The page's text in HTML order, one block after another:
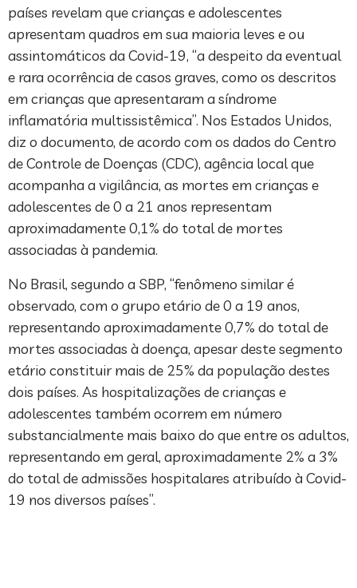
países revelam que crianças e adolescentes
apresentam quadros em sua maioria leves e ou
assintomáticos da Covid-19, “a despeito da eventual
e rara ocorrência de casos graves, como os descritos
em crianças que apresentaram a síndrome
inflamatória multissistêmica”. Nos Estados Unidos,
diz o documento, de acordo com os dados do Centro
de Controle de Doenças (CDC), agência local que
acompanha a vigilância, as mortes em crianças e
adolescentes de 0 a 21 anos representam
aproximadamente 0,1% do total de mortes
associadas à pandemia.
No Brasil, segundo a SBP, “fenômeno similar é
observado, com o grupo etário de 0 a 19 anos,
representando aproximadamente 0,7% do total de
mortes associadas à doença, apesar deste segmento
etário constituir mais de 25% da população destes
dois países. As hospitalizações de crianças e
adolescentes também ocorrem em número
substancialmente mais baixo do que entre os adultos,
representando em geral, aproximadamente 2% a 3%
do total de admissões hospitalares atribuído à Covid-
19 nos diversos países”.